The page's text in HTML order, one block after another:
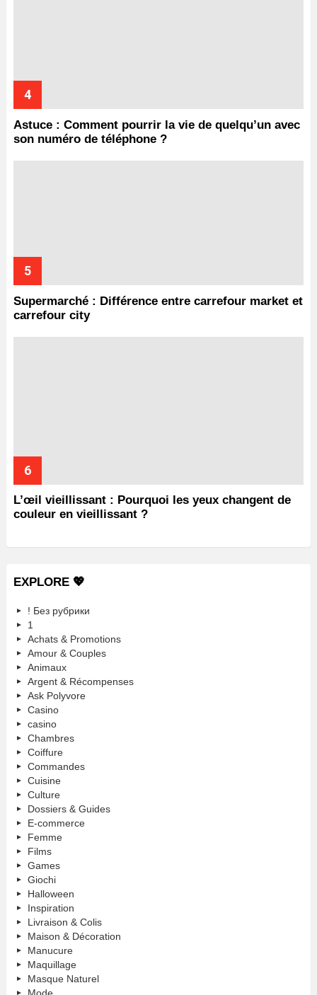
Astuce : Comment pourrir la vie de quelqu’un avec
son numéro de téléphone ?
Supermarché : Différence entre carrefour market et
carrefour city
L’œil vieillissant : Pourquoi les yeux changent de
couleur en vieillissant ?
EXPLORE 💖
! Без рубрики
1
Achats & Promotions
Amour & Couples
Animaux
Argent & Récompenses
Ask Polyvore
Casino
casino
Chambres
Coiffure
Commandes
Cuisine
Culture
Dossiers & Guides
E-commerce
Femme
Films
Games
Giochi
Halloween
Inspiration
Livraison & Colis
Maison & Décoration
Manucure
Maquillage
Masque Naturel